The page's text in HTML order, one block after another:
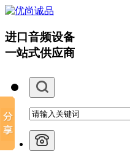
进口音频设备
一站式供应商